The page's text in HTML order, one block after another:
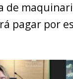
pagar por